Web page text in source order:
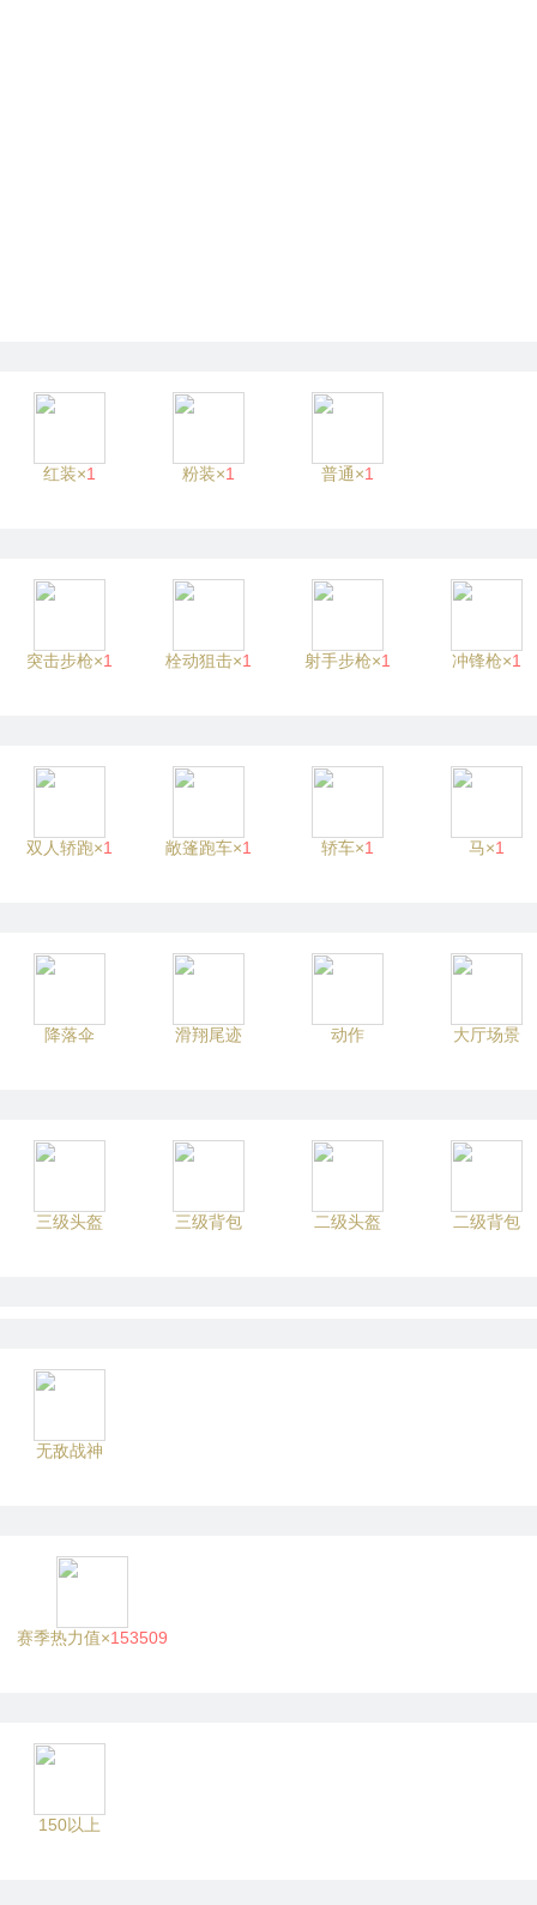
红装×1 粉装×1 普通×1
突击步枪×1 栓动狙击×1 射手步枪×1 冲锋枪×1
双人轿跑×1 敞篷跑车×1 轿车×1 马×1
降落伞 滑翔尾迹 动作 大厅场景
三级头盔 三级背包 二级头盔 二级背包
无敌战神
赛季热力值×153509
150以上